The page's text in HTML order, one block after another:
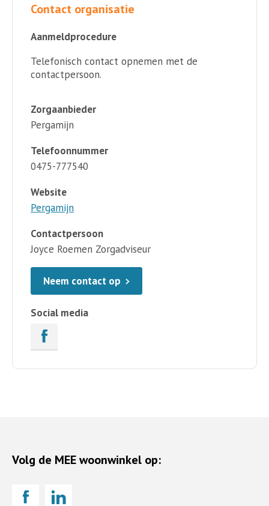
Contact organisatie
Aanmeldprocedure
Telefonisch contact opnemen met de
contactpersoon.
Zorgaanbieder
Pergamijn
Telefoonnummer
0475-777540
Website
Pergamijn
Contactpersoon
Joyce Roemen Zorgadviseur
Neem contact op
Social media
Volg de MEE woonwinkel op: